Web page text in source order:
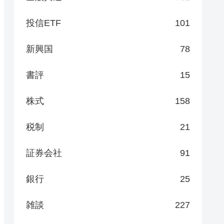
投信ETF 101
新興国 78
書評 15
株式 158
税制 21
証券会社 91
銀行 25
雑談 227